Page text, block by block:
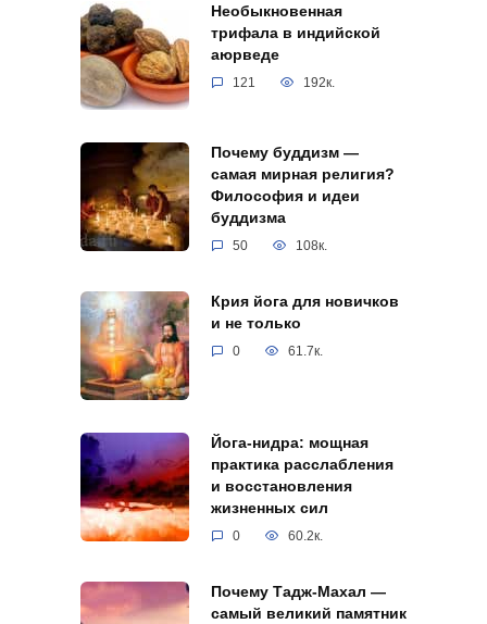
Необыкновенная
трифала в индийской
аюрведе
121 192к.
Почему буддизм —
самая мирная религия?
Философия и идеи
буддизма
50 108к.
Крия йога для новичков
и не только
0 61.7к.
Йога-нидра: мощная
практика расслабления
и восстановления
жизненных сил
0 60.2к.
Почему Тадж-Махал —
самый великий памятник